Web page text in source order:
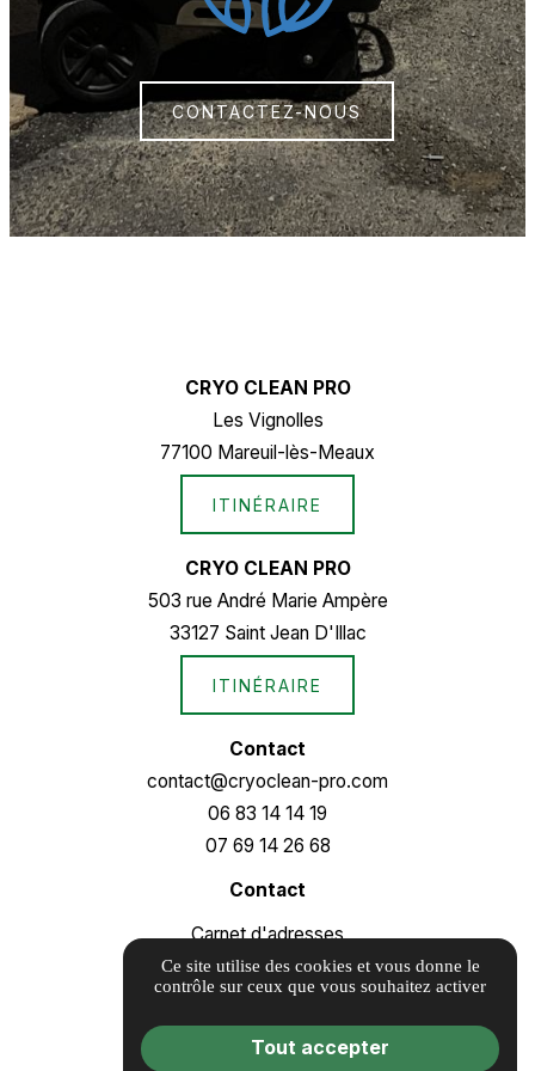
CONTACTEZ-NOUS
CRYO CLEAN PRO
Les Vignolles
77100 Mareuil-lès-Meaux
ITINÉRAIRE
CRYO CLEAN PRO
503 rue André Marie Ampère
33127 Saint Jean D'Illac
ITINÉRAIRE
Contact
contact@cryoclean-pro.com
06 83 14 14 19
07 69 14 26 68
Contact
Carnet d'adresses
Informations complémentaires
Mentions légales
Politique de confidentialité
Gestion des cookies
Ce site utilise des cookies et vous donne le
contrôle sur ceux que vous souhaitez activer
Tout accepter